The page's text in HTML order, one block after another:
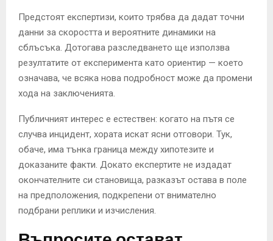
Предстоят експертизи, които трябва да дадат точни
данни за скоростта и вероятните динамики на
сблъсъка. Дотогава разследването ще използва
резултатите от експеримента като ориентир — което
означава, че всяка нова подробност може да промени
хода на заключенията.
Публичният интерес е естествен: когато на пътя се
случва инцидент, хората искат ясни отговори. Тук,
обаче, има тънка граница между хипотезите и
доказаните факти. Докато експертите не издадат
окончателните си становища, разказът остава в поле
на предположения, подкрепени от внимателно
подбрани реплики и изчисления.